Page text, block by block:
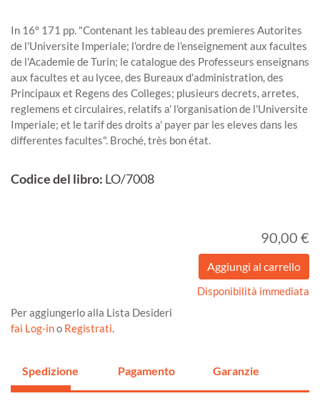
In 16° 171 pp. "Contenant les tableau des premieres Autorites
de l'Universite Imperiale; l'ordre de l'enseignement aux facultes
de l'Academie de Turin; le catalogue des Professeurs enseignans
aux facultes et au lycee, des Bureaux d'administration, des
Principaux et Regens des Colleges; plusieurs decrets, arretes,
reglemens et circulaires, relatifs a' l'organisation de l'Universite
Imperiale; et le tarif des droits a' payer par les eleves dans les
differentes facultes". Broché, très bon état.
Codice del libro: LO/7008
90,00 €
Disponibilità immediata
Per aggiungerlo alla Lista Desideri
fai Log-ino Registrati.
Spedizione Pagamento Garanzie